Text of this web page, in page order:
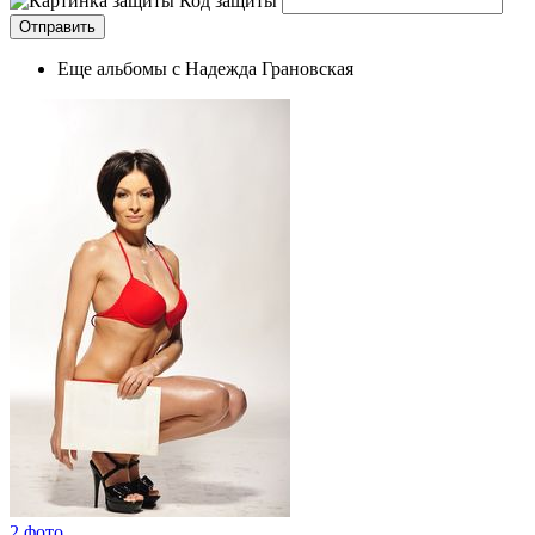
Еще альбомы с Надежда Грановская